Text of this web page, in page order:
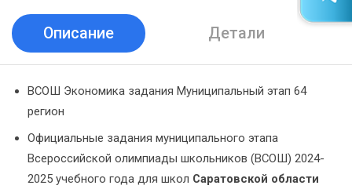
Описание Детали
ВСОШ Экономика задания Муниципальный этап 64
регион
Официальные задания муниципального этапа
Всероссийской олимпиады школьников (ВСОШ) 2024-
2025 учебного года для школ Саратовской области